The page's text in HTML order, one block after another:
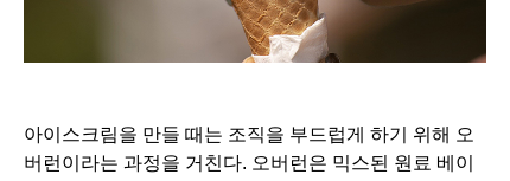
아이스크림을 만들 때는 조직을 부드럽게 하기 위해 오
버런이라는 과정을 거친다. 오버런은 믹스된 원료 베이